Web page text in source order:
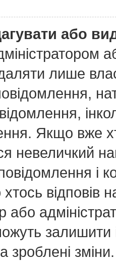
або
лише
Якщо вже
невеличкий
і
відповів
зроблені